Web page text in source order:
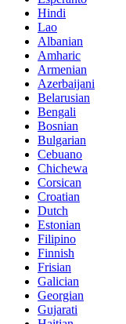
Hindi
Lao
Albanian
Amharic
Armenian
Azerbaijani
Belarusian
Bengali
Bosnian
Bulgarian
Cebuano
Chichewa
Corsican
Croatian
Dutch
Estonian
Filipino
Finnish
Frisian
Galician
Georgian
Gujarati